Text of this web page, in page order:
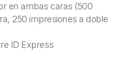
en ambas caras (500
250 impresiones a doble
ID Express